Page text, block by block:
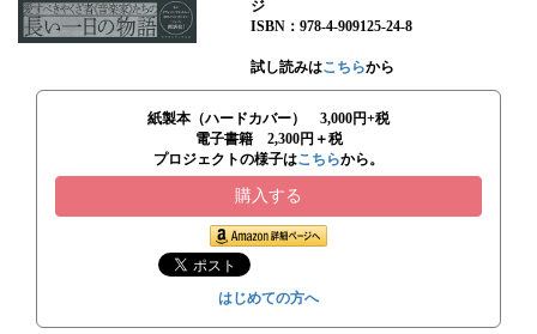
ジ
ISBN：978-4-909125-24-8
試し読みはこちらから
紙製本（ハードカバー） 3,000円+税
電子書籍 2,300円＋税
プロジェクトの様子はこちらから。
購入する
はじめての方へ